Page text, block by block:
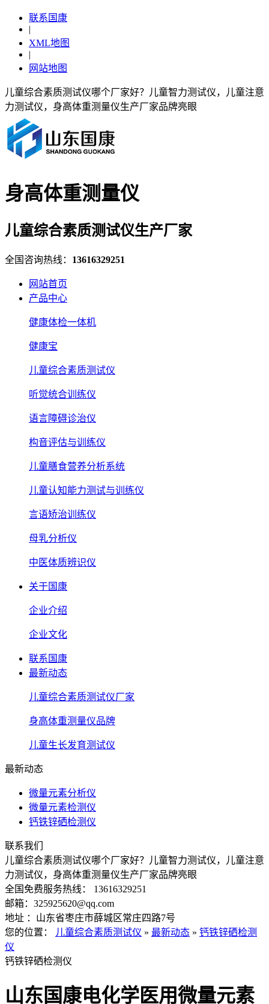
联系国康
|
XML地图
|
网站地图
儿童综合素质测试仪哪个厂家好？儿童智力测试仪，儿童注意
力测试仪，身高体重测量仪生产厂家品牌亮眼
身高体重测量仪
儿童综合素质测试仪生产厂家
全国咨询热线： 13616329251
网站首页
产品中心
健康体检一体机
健康宝
儿童综合素质测试仪
听觉统合训练仪
语言障碍诊治仪
构音评估与训练仪
儿童膳食营养分析系统
儿童认知能力测试与训练仪
言语矫治训练仪
母乳分析仪
中医体质辨识仪
关于国康
企业介绍
企业文化
联系国康
最新动态
儿童综合素质测试仪厂家
身高体重测量仪品牌
儿童生长发育测试仪
最新动态
微量元素分析仪
微量元素检测仪
钙铁锌硒检测仪
联系我们
儿童综合素质测试仪哪个厂家好？儿童智力测试仪，儿童注意
力测试仪，身高体重测量仪生产厂家品牌亮眼
全国免费服务热线： 13616329251
邮箱：325925620@qq.com
地址 ：山东省枣庄市薛城区常庄四路7号
您的位置：
儿童综合素质测试仪 » 最新动态 » 钙铁锌硒检测
仪
钙铁锌硒检测仪
山东国康电化学医用微量元素